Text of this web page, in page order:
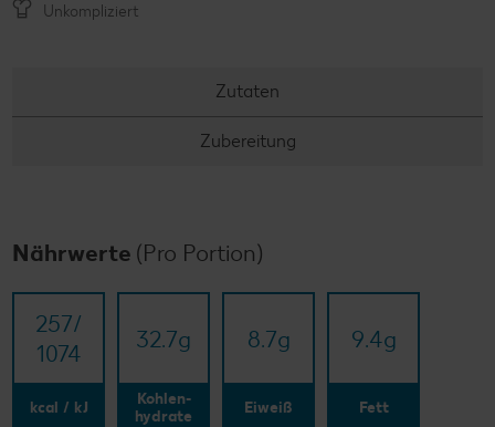
Unkompliziert
Zutaten
Zubereitung
Nährwerte (Pro Portion)
257/​
1074
kcal / kJ
32.7g
Kohlen-
hydrate
8.7g
Eiweiß
9.4g
Fett